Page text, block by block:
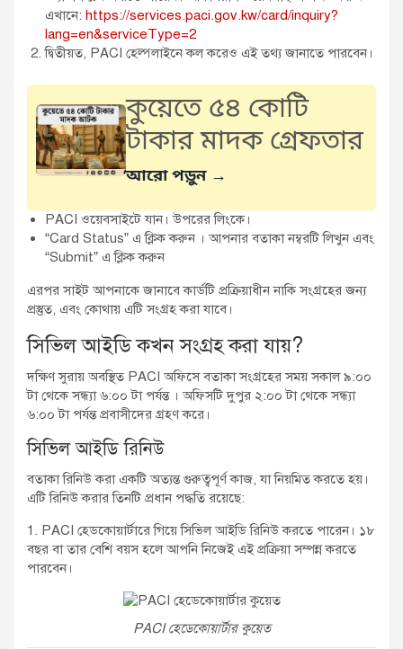
এখানে: https://services.paci.gov.kw/card/inquiry?
lang=en&serviceType=2
দ্বিতীয়ত, PACI হেল্পলাইনে কল করেও এই তথ্য জানাতে পারবেন।
কুয়েতে ৫৪ কোটি
টাকার মাদক গ্রেফতার
আরো পড়ুন →
PACI ওয়েবসাইটে যান। উপরের লিংকে।
“Card Status” এ ক্লিক করুন । আপনার বতাকা নম্বরটি লিখুন এবং
“Submit” এ ক্লিক করুন
এরপর সাইট আপনাকে জানাবে কার্ডটি প্রক্রিয়াধীন নাকি সংগ্রহের জন্য
প্রস্তুত, এবং কোথায় এটি সংগ্রহ করা যাবে।
সিভিল আইডি কখন সংগ্রহ করা যায়?
দক্ষিণ সুরায় অবস্থিত PACI অফিসে বতাকা সংগ্রহের সময় সকাল ৯:০০
টা থেকে সন্ধ্যা ৬:০০ টা পর্যন্ত । অফিসটি দুপুর ২:০০ টা থেকে সন্ধ্যা
৬:০০ টা পর্যন্ত প্রবাসীদের গ্রহণ করে।
সিভিল আইডি রিনিউ
বতাকা রিনিউ করা একটি অত্যন্ত গুরুত্বপূর্ণ কাজ, যা নিয়মিত করতে হয়।
এটি রিনিউ করার তিনটি প্রধান পদ্ধতি রয়েছে:
1. PACI হেডকোয়ার্টারে গিয়ে সিভিল আইডি রিনিউ করতে পারেন। ১৮
বছর বা তার বেশি বয়স হলে আপনি নিজেই এই প্রক্রিয়া সম্পন্ন করতে
পারবেন।
PACI হেডেকোয়ার্টার কুয়েত